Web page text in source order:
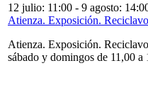
12 julio: 11:00 - 9 agosto:
Atienza. Exposición.
Atienza. Exposición.
sábado y domingos de 11,00